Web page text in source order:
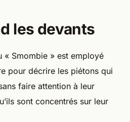
les devants
« Smombie » est employé
pour décrire les piétons qui
faire attention à leur
sont concentrés sur leur